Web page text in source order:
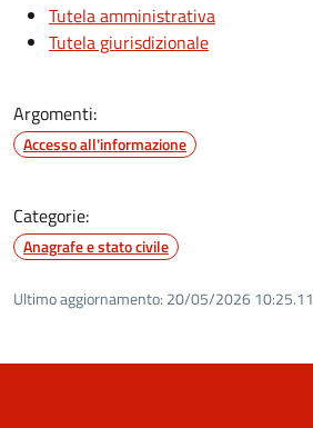
Tutela amministrativa
Tutela giurisdizionale
Argomenti:
Accesso all'informazione
Categorie:
Anagrafe e stato civile
Ultimo aggiornamento: 20/05/2026 10:25.11